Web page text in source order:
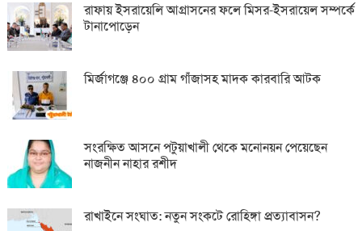
রাফায় ইসরায়েলি আগ্রাসনের ফলে মিসর-ইসরায়েল সম্পর্কে
টানাপোড়েন
মির্জাগঞ্জে ৪০০ গ্রাম গাঁজাসহ মাদক কারবারি আটক
সংরক্ষিত আসনে পটুয়াখালী থেকে মনোনয়ন পেয়েছেন
নাজনীন নাহার রশীদ
রাখাইনে সংঘাত: নতুন সংকটে রোহিঙ্গা প্রত্যাবাসন?